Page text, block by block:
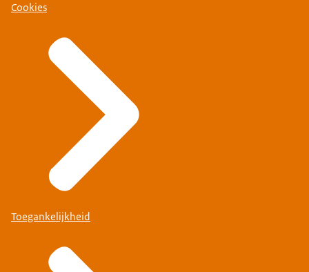
Cookies
Toegankelijkheid